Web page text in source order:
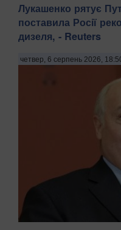
Лукашенко рятує
поставила Росії
дизеля, - Reuters
четвер, 6 серпень 2026,